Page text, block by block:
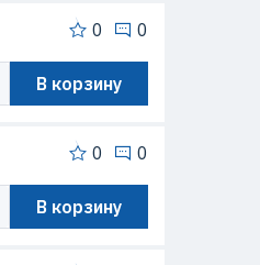
0 0
В корзину
0 0
В корзину